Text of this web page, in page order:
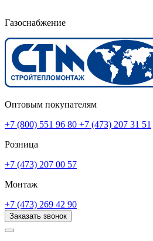
Газоснабжение
Оптовым покупателям
+7 (800) 551 96 80 +7 (473) 207 31 51
Розница
+7 (473) 207 00 57
Монтаж
+7 (473) 269 42 90
Заказать звонок